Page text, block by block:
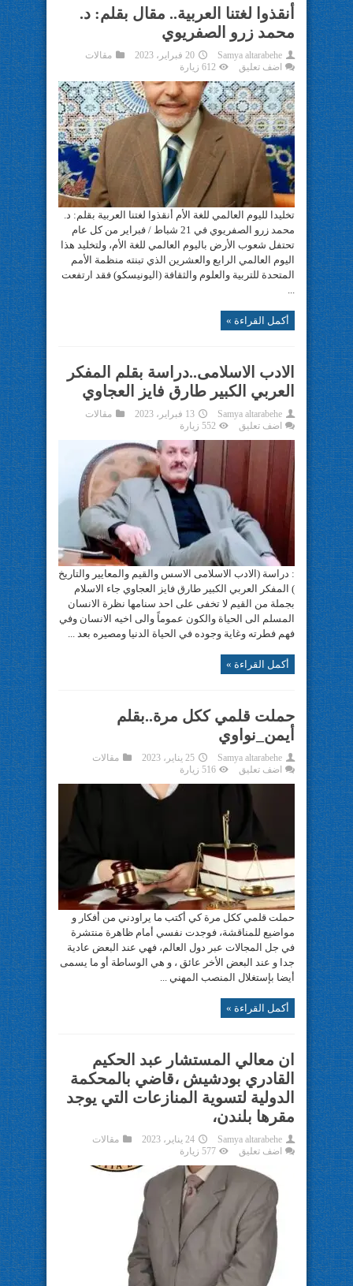
أنقذوا لغتنا العربية.. مقال بقلم: د.
محمد زرو الصفريوي
Samya altarabehe 20 فبراير، 2023
مقالات
اضف تعليق
612 زيارة
تخليدا لليوم العالمي للغة الأم أنقذوا لغتنا العربية بقلم: د.
محمد زرو الصفريوي في 21 شباط / فبراير من كل عام
تحتفل شعوب الأرض باليوم العالمي للغة الأم، ولتخليد هذا
اليوم العالمي الرابع والعشرين الذي تبنته منظمة الأمم
المتحدة للتربية والعلوم والثقافة (اليونيسكو) فقد ارتفعت
...
أكمل القراءة »
الادب الاسلامى..دراسة بقلم المفكر
العربي الكبير طارق فايز العجاوي
Samya altarabehe 13 فبراير، 2023
مقالات
اضف تعليق
552 زيارة
: دراسة (الادب الاسلامى الاسس والقيم والمعايير والتاريخ
) المفكر العربي الكبير طارق فايز العجاوي جاء الاسلام
بجملة من القيم لا تخفى على احد سنامها نظرة الانسان
المسلم الى الحياة والكون عموماً والى اخيه الانسان وفي
فهم فطرته وغاية وجوده في الحياة الدنيا ومصيره بعد ...
أكمل القراءة »
حملت قلمي ككل مرة..بقلم
أيمن_نواوي
Samya altarabehe 25 يناير، 2023
مقالات
اضف تعليق
516 زيارة
حملت قلمي ككل مرة كي أكتب ما يراودني من أفكار و
مواضيع للمناقشة، فوجدت نفسي أمام ظاهرة منتشرة
في جل المجالات عبر دول العالم، فهي عند البعض عادية
جدا و عند البعض الأخر عائق ، و هي الوساطة أو ما يسمى
أيضا بإستغلال المنصب المهني ...
أكمل القراءة »
ان معالي المستشار عبد الحكيم
القادري بودشيش ،قاضي بالمحكمة
الدولية لتسوية المنازعات التي يوجد
مقرها بلندن،
Samya altarabehe 24 يناير، 2023
مقالات
اضف تعليق
577 زيارة